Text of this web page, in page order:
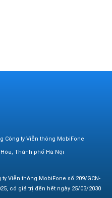
Công ty Viễn thông MobiFone
Thành phố Hà Nội
Viễn thông MobiFone số 209/GCN-
có giá trị đến hết ngày 25/03/2030